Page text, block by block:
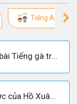
Tiếng Anh lớp
Dàn bài Cảm nghĩ về khổ thơ cuối bài Tiếng gà trưa chi tiết, đủ ý
Cảm nhận về bài thơ Bánh trôi nước của Hồ Xuân Hương chi tiết, hay